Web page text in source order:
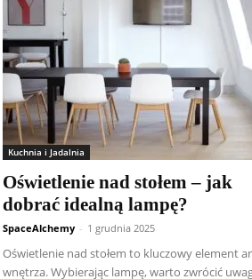
Kuchnia i Jadalnia
Oświetlenie nad stołem – jak
dobrać idealną lampę?
SpaceAlchemy - 1 grudnia 2025
Oświetlenie nad stołem to kluczowy element
wnętrza. Wybierając lampę, warto zwrócić